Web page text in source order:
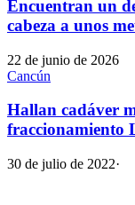
Encuentran un
cabeza a unos
22 de junio de 2026
Cancún
Hallan cadáver
fraccionamiento
30 de julio de 2022·